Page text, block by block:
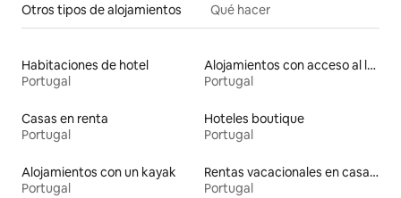
Otros tipos de alojamientos Qué hacer
Habitaciones de hotel
Portugal
Alojamientos con acceso al lago
Portugal
Casas en renta
Portugal
Hoteles boutique
Portugal
Alojamientos con un kayak
Portugal
Rentas vacacionales en casas adosadas
Portugal